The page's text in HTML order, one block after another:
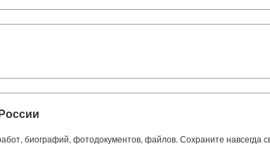
биографий, фотодокументов, файлов. Сохраните навсегда